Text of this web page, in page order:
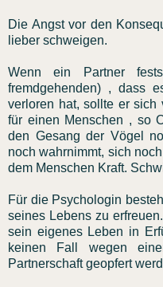
Die Angst vor den
lieber schweigen.
Wenn ein Partner
fremdgehenden) , dass
verloren hat, sollte er sich
für einen Menschen , so
den Gesang der Vögel
noch wahrnimmt, sich
dem Menschen Kraft.
Für die Psychologin
seines Lebens zu
sein eigenes Leben in
keinen Fall wegen
Partnerschaft geopfert